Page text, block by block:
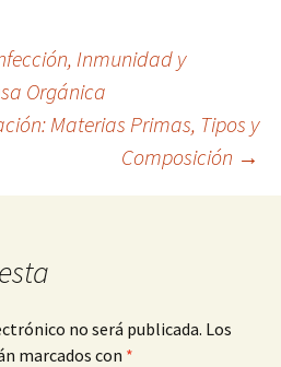
Inmunidad y
Orgánica
Materias Primas, Tipos y
Composición →
no será publicada. Los
marcados con *